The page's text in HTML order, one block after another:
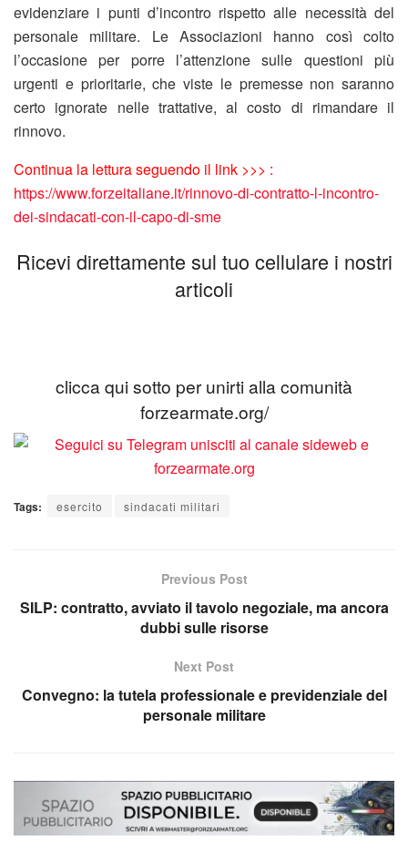
evidenziare i punti d’incontro rispetto alle necessità del
personale militare. Le Associazioni hanno così colto
l’occasione per porre l’attenzione sulle questioni più
urgenti e prioritarie, che viste le premesse non saranno
certo ignorate nelle trattative, al costo di rimandare il
rinnovo.
Continua la lettura seguendo il link >>> :
https://www.forzeitaliane.it/rinnovo-di-contratto-l-incontro-
dei-sindacati-con-il-capo-di-sme
Ricevi direttamente sul tuo cellulare i nostri
articoli
clicca qui sotto per unirti alla comunità
forzearmate.org/
Tags: esercito sindacati militari
Previous Post
SILP: contratto, avviato il tavolo negoziale, ma ancora
dubbi sulle risorse
Next Post
Convegno: la tutela professionale e previdenziale del
personale militare